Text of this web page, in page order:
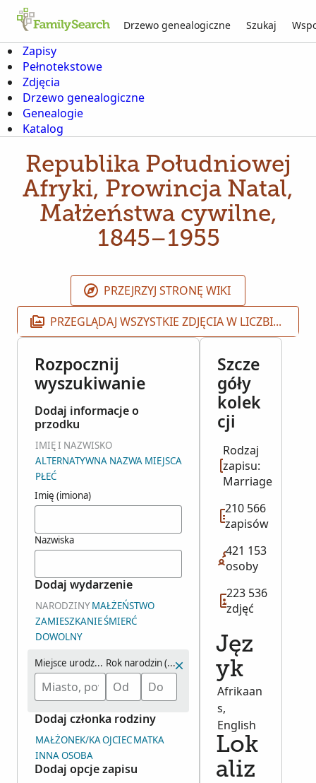
Drzewo genealogiczne Szukaj
Zapisy
Pełnotekstowe
Zdjęcia
Drzewo genealogiczne
Genealogie
Katalog
Republika Południowej
Afryki, Prowincja Natal,
Małżeństwa cywilne,
1845–1955
PRZEJRZYJ STRONĘ WIKI
PRZEGLĄDAJ WSZYSTKIE ZDJĘCIA W LICZBIE 223 536
Rozpocznij
wyszukiwanie
Dodaj informacje o
przodku
IMIĘ I NAZWISKO
ALTERNATYWNA NAZWA MIEJSCA
PŁEĆ
Imię (imiona)
Nazwiska
Dodaj wydarzenie
NARODZINYMAŁŻEŃSTWO
ZAMIESZKANIEŚMIERĆ
DOWOLNY
Miejsce urodzenia Rok narodzin (zakres)
Dodaj członka rodziny
MAŁŻONEK/KAOJCIECMATKA
INNA OSOBA
Dodaj opcje zapisu
Szcze
góły
kolek
cji
Rodzaj
zapisu:
Marriage
210 566
zapisów
421 153
osoby
223 536
zdjęć
Jęz
yk
Afrikaan
s,
English
Lok
aliz